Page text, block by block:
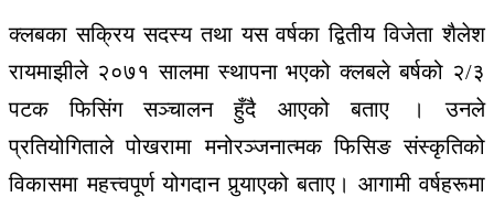
क्लबका सक्रिय सदस्य तथा यस वर्षका द्वितीय विजेता शैलेश
रायमाझीले २०७१ सालमा स्थापना भएको क्लबले बर्षको २/३
पटक फिसिंग सञ्चालन हुँदै आएको बताए । उनले
प्रतियोगिताले पोखरामा मनोरञ्जनात्मक फिसिङ संस्कृतिको
विकासमा महत्त्वपूर्ण योगदान पुर्‍याएको बताए। आगामी वर्षहरूमा